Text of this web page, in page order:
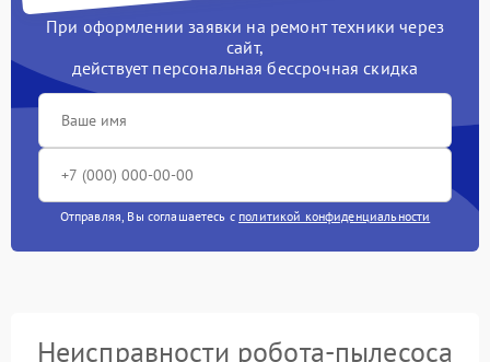
При оформлении заявки на ремонт техники через
сайт,
действует персональная бессрочная скидка
Отправляя, Вы соглашаетесь с политикой конфиденциальности
Неисправности робота-пылесоса